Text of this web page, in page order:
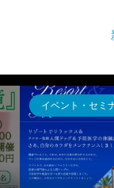
イベント・セミ